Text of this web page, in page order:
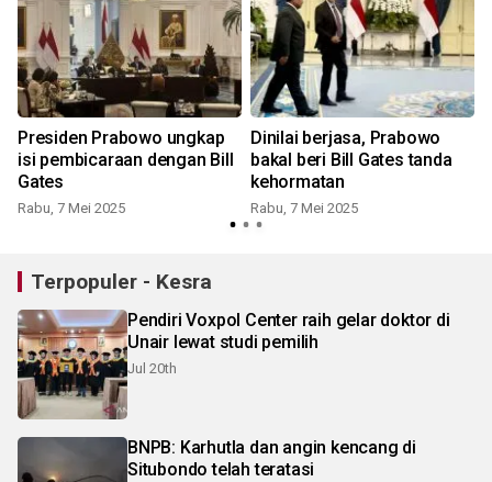
Presiden Prabowo ungkap
isi pembicaraan dengan Bill
Gates
Rabu, 7 Mei 2025
Dinilai berjasa, Prabowo
bakal beri Bill Gates tanda
kehormatan
Rabu, 7 Mei 2025
Terpopuler - Kesra
Pendiri Voxpol Center raih gelar doktor di
Unair lewat studi pemilih
Jul 20th
BNPB: Karhutla dan angin kencang di
Situbondo telah teratasi